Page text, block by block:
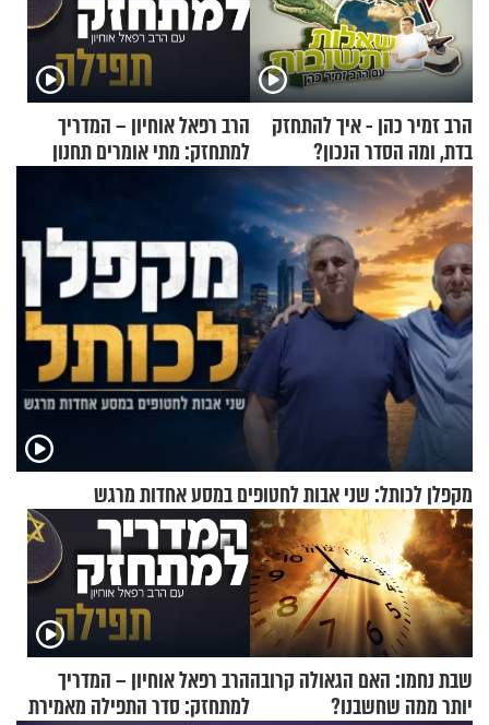
הרב זמיר כהן - איך להתחזק
בדת, ומה הסדר הנכון?
הרב רפאל אוחיון – המדריך
למתחזק: מתי אומרים תחנון
ואיך עולים לתורה?
מקפלן לכותל: שני אבות לחטופים במסע אחדות מרגש
שבת נחמו: האם הגאולה קרובה
יותר ממה שחשבנו?
הרב רפאל אוחיון – המדריך
למתחזק: סדר התפילה מאמירת